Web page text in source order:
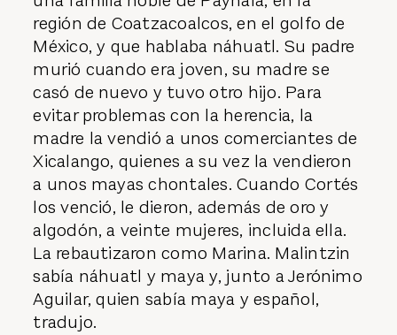
región de Coatzacoalcos, en el golfo de
México, y que hablaba náhuatl. Su padre
murió cuando era joven, su madre se
casó de nuevo y tuvo otro hijo. Para
evitar problemas con la herencia, la
madre la vendió a unos comerciantes de
Xicalango, quienes a su vez la vendieron
a unos mayas chontales. Cuando Cortés
los venció, le dieron, además de oro y
algodón, a veinte mujeres, incluida ella.
La rebautizaron como Marina. Malintzin
sabía náhuatl y maya y, junto a Jerónimo
Aguilar, quien sabía maya y español,
tradujo.